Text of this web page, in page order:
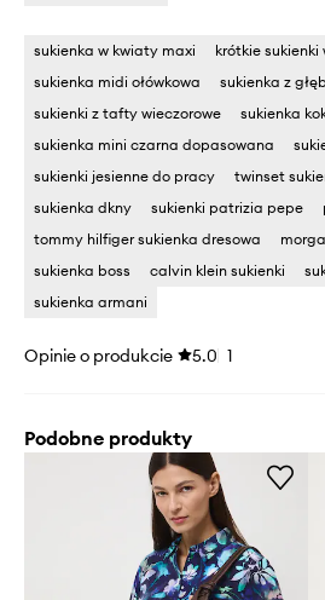
sukienka w kwiaty maxi
krótkie sukienki
sukienka midi ołówkowa
sukienka z
sukienki z tafty wieczorowe
sukienka
sukienka mini czarna dopasowana
sukienki jesienne do pracy
twinset
sukienka dkny
sukienki patrizia pepe
tommy hilfiger sukienka dresowa
sukienka boss
calvin klein sukienki
sukienka armani
Opinie o produkcie 5.0 1
Podobne produkty